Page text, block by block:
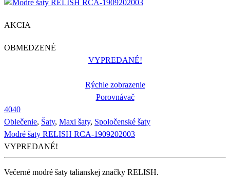
AKCIA
OBMEDZENÉ
VYPREDANÉ!
Rýchle zobrazenie
Porovnávač
4040
Oblečenie, Šaty, Maxi šaty, Spoločenské šaty
Modré šaty RELISH RCA-1909202003
VYPREDANÉ!
Večerné modré šaty talianskej značky RELISH.